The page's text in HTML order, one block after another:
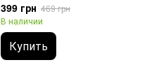
399 грн 469 грн
В наличии
Купить